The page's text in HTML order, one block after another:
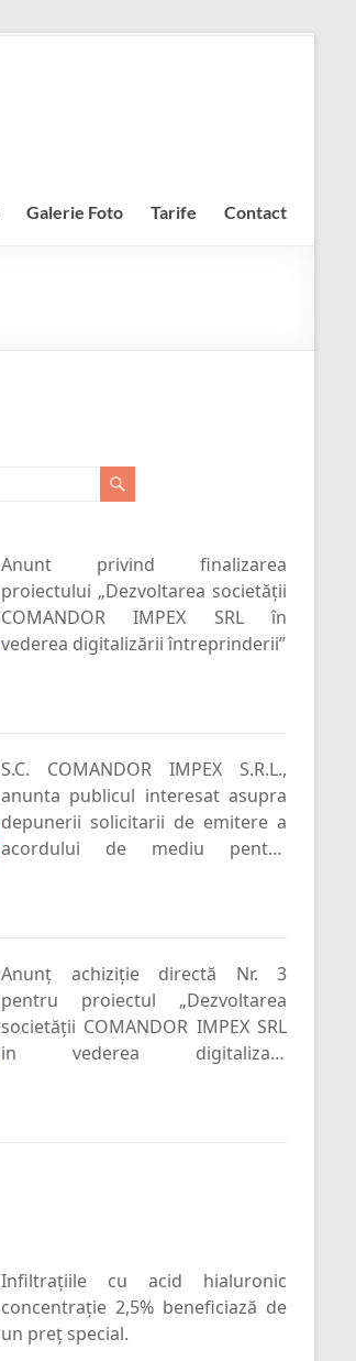
Galerie Foto Tarife Contact
Anunt privind finalizarea
proiectului „Dezvoltarea societății
COMANDOR IMPEX SRL în
vederea digitalizării întreprinderii”
S.C. COMANDOR IMPEX S.R.L.,
anunta publicul interesat asupra
depunerii solicitarii de emitere a
acordului de mediu pentru
Anunț achiziție directă Nr. 3
pentru proiectul „Dezvoltarea
societății COMANDOR IMPEX SRL
in vederea digitalizarii
Infiltrațiile cu acid hialuronic
concentrație 2,5% beneficiază de
un preț special.